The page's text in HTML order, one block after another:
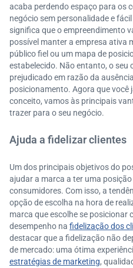
acaba perdendo espaço para os
negócio sem personalidade e
significa que o empreendimento
possível manter a empresa ativa
público fiel ou um mapa de
estabelecido. Não entanto, o seu
prejudicado em razão da
posicionamento. Agora que você
conceito, vamos às principais
trazer para o seu negócio.
Ajuda a fidelizar clientes
Um dos principais objetivos do
ajudar a marca a ter uma
consumidores. Com isso, a
opção de escolha na hora de
marca que escolhe se posicionar
desempenho na fidelização dos
destacar que a fidelização não
de mercado: uma ótima
estratégias de marketing,